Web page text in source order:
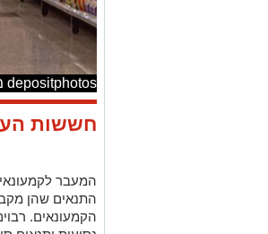
depositphotos מדפים בסופר
חששות
המעבר
התנאים שהן
הקמעונאים.